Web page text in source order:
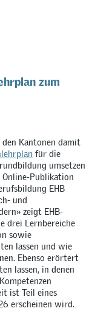
zum
Kantonen damit
für die
umsetzen
Publikation
EHB
und
» zeigt EHB-
drei Lernbereiche
sowie
lassen und wie
Ebenso erörtert
lassen, in denen
ist Teil eines
erscheinen wird.